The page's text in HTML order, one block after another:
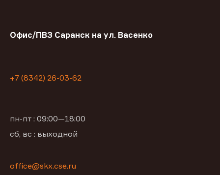
Офис/ПВЗ Саранск на ул. Васенко
+7 (8342) 26-03-62
пн-пт : 09:00—18:00
сб, вс : выходной
office@skx.cse.ru